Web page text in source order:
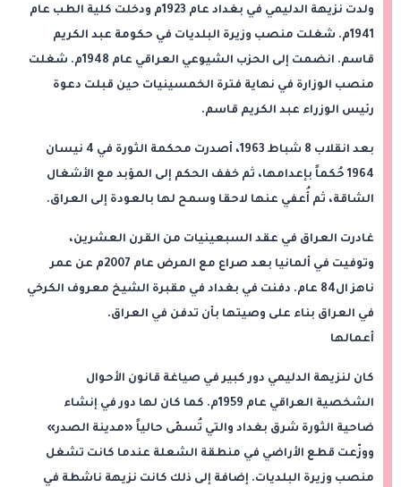
ولدت نزيهة الدليمي في بغداد عام 1923م ودخلت كلية الطب عام
1941م. شغلت منصب وزيرة البلديات في حكومة عبد الكريم
قاسم. انضمت إلى الحزب الشيوعي العراقي عام 1948م. شغلت
منصب الوزارة في نهاية فترة الخمسينيات حين قبلت دعوة
رئيس الوزراء عبد الكريم قاسم.
بعد انقلاب 8 شباط 1963، أصدرت محكمة الثورة في 4 نيسان
1964 حُكماً بإعدامها، ثم خفف الحكم إلى المؤبد مع الأشغال
الشاقة، ثم أُعفي عنها لاحقا وسمح لها بالعودة إلى العراق.
غادرت العراق في عقد السبعينيات من القرن العشرين،
وتوفيت في ألمانيا بعد صراع مع المرض عام 2007م عن عمر
ناهز ال84 عام. دفنت في بغداد في مقبرة الشيخ معروف الكرخي
في العراق بناء على وصيتها بأن تدفن في العراق.
أعمالها
كان لنزيهة الدليمي دور كبير في صياغة قانون الأحوال
الشخصية العراقي عام 1959م. كما كان لها دور في إنشاء
ضاحية الثورة شرق بغداد والتي تُسمّى حالياً «مدينة الصدر»
ووزّعت قطع الأراضي في منطقة الشعلة عندما كانت تشغل
منصب وزيرة البلديات. إضافة إلى ذلك كانت نزيهة ناشطة في